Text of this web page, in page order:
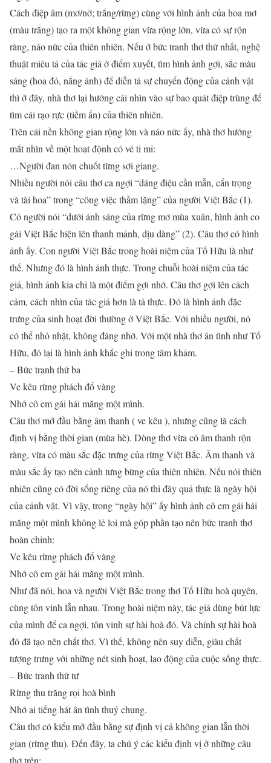
Cách điệp âm (mơ/nở; trắng/rừng) cùng với hình ảnh của hoa mơ
(màu trắng) tạo ra một không gian vừa rộng lớn, vừa có sự rộn
ràng, náo nức của thiên nhiên. Nếu ở bức tranh thơ thứ nhất, nghệ
thuật miêu tả của tác giả ở điểm xuyết, tìm hình ảnh gợi, sắc màu
sáng (hoa đỏ, nắng ánh) để diễn tả sự chuyển động của cảnh vật
thì ở đây, nhà thơ lại hướng cái nhìn vào sự bao quát điệp trùng để
tìm cái rạo rực (tiềm ẩn) của thiên nhiên.
Trên cái nền không gian rộng lớn và náo nức ấy, nhà thơ hướng
mắt nhìn về một hoạt độnh có vẻ tỉ mỉ:
…Người đan nón chuốt từng sợi giang.
Nhiều người nói câu thơ ca ngợi “dáng điệu cần mẫn, cẩn trọng
và tài hoa” trong “công việc thầm lặng” của người Việt Bắc (1).
Có người nói “dưới ánh sáng của rừng mơ mùa xuân, hình ảnh co
gái Việt Bắc hiện lên thanh mảnh, dịu dàng” (2). Câu thơ có hình
ảnh ấy. Con người Việt Bắc trong hoài niệm của Tố Hữu là như
thế. Nhưng đó là hình ảnh thực. Trong chuỗi hoài niệm của tác
giả, hình ảnh kia chỉ là một điểm gợi nhớ. Câu thơ gợi lên cách
cảm, cách nhìn của tác giả hơn là tả thực. Đó là hình ảnh đặc
trưng của sinh hoạt đời thường ở Việt Bắc. Với nhiều người, nó
có thể nhỏ nhặt, không đáng nhớ. Với một nhà thơ ân tình như Tố
Hữu, đó lại là hình ảnh khắc ghi trong tâm khảm.
– Bức tranh thứ ba
Ve kêu rừng phách đổ vàng
Nhớ cô em gái hái măng một mình.
Câu thơ mở đầu bằng âm thanh ( ve kêu ), nhưng cũng là cách
định vị bằng thời gian (mùa hè). Dòng thơ vừa có âm thanh rộn
ràng, vừa có màu sắc đặc trưng của rừng Việt Bắc. Âm thanh và
màu sắc ấy tạo nên cảnh tưng bừng của thiên nhiên. Nếu nói thiên
nhiên cũng có đời sống riêng của nó thi đây quả thực là ngày hội
của cảnh vật. Vì vậy, trong “ngày hội” ấy hình ảnh cô em gái hái
măng một mình không lẻ loi mà góp phần tạo nên bức tranh thơ
hoàn chỉnh:
Ve kêu rừng phách đổ vàng
Nhớ cô em gái hái măng một mình.
Như đã nói, hoa và người Việt Bắc trong thơ Tố Hữu hoà quỵên,
cùng tôn vinh lẫn nhau. Trong hoài niệm này, tác giả dùng bút lực
của mình để ca ngợi, tôn vinh sự hài hoà đó. Và chính sự hài hoà
đó đã tạo nên chất thơ. Vì thế, không nên suy diễn, giàu chất
tượng trưng với những nét sinh hoạt, lao động của cuộc sống thực.
– Bức tranh thứ tư
Rừng thu trăng rọi hoà bình
Nhớ ai tiếng hát ân tình thuỷ chung.
Câu thơ có kiểu mở đầu bằng sự định vị cả không gian lẫn thời
gian (rừng thu). Đến đây, ta chú ý các kiểu định vị ở những câu
thơ trên: